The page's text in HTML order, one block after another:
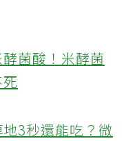
菌酸！米酵菌
3秒還能吃？微